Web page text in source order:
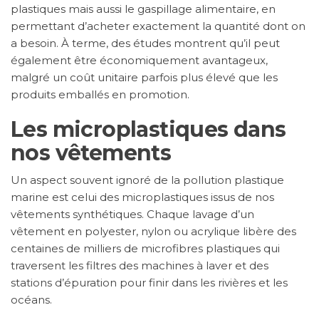
plastiques mais aussi le gaspillage alimentaire, en
permettant d’acheter exactement la quantité dont on
a besoin. À terme, des études montrent qu’il peut
également être économiquement avantageux,
malgré un coût unitaire parfois plus élevé que les
produits emballés en promotion.
Les microplastiques dans
nos vêtements
Un aspect souvent ignoré de la pollution plastique
marine est celui des microplastiques issus de nos
vêtements synthétiques. Chaque lavage d’un
vêtement en polyester, nylon ou acrylique libère des
centaines de milliers de microfibres plastiques qui
traversent les filtres des machines à laver et des
stations d’épuration pour finir dans les rivières et les
océans.